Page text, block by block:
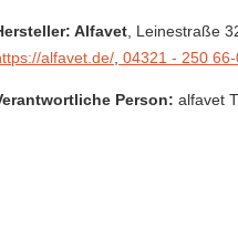
Alfavet , Leinestraße
alfavet.de/ 04321 - 250
Person: alfavet